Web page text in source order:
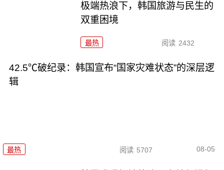
极端热浪下，韩国旅游与民生的
双重困境
最热 阅读 2432
42.5℃破纪录：韩国宣布“国家灾难状态”的深层逻
辑
最热 阅读 5707 08-05